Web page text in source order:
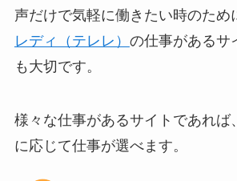
声だけで気軽に働きたい時のため
レディ（テレレ） の仕事があるサ
も大切です。
様々な仕事があるサイトであれば
に応じて仕事が選べます。